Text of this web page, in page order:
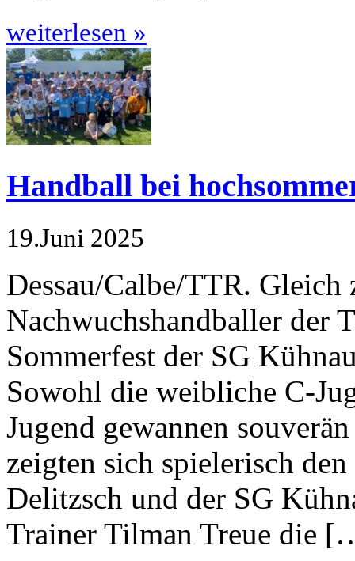
weiterlesen »
Handball bei
19.Juni 2025
Dessau/Calbe/TTR.
Nachwuchshandballer der
Sommerfest der SG
Sowohl die weibliche C-
Jugend gewannen
zeigten sich spielerisch
Delitzsch und der SG
Trainer Tilman Treue die